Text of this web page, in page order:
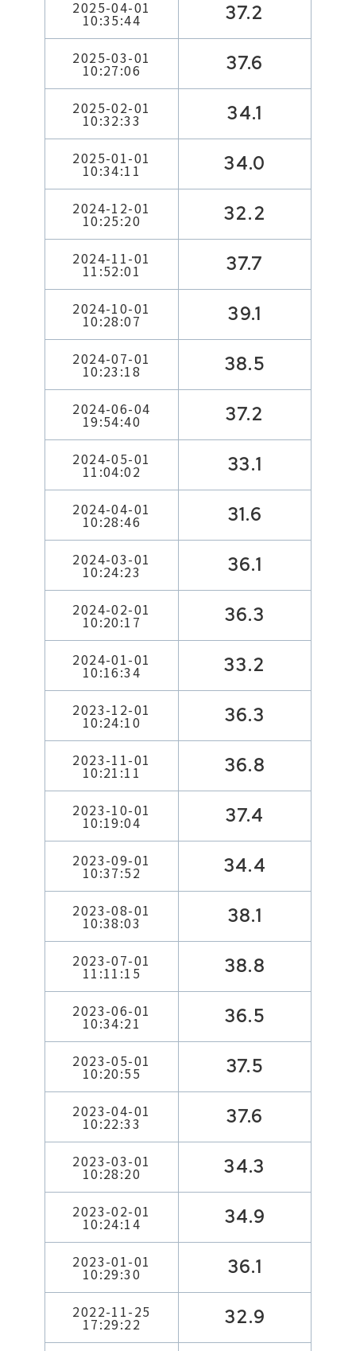
2025-04-01
10:35:44 37.2
2025-03-01
10:27:06 37.6
2025-02-01
10:32:33 34.1
2025-01-01
10:34:11 34.0
2024-12-01
10:25:20 32.2
2024-11-01
11:52:01 37.7
2024-10-01
10:28:07 39.1
2024-07-01
10:23:18 38.5
2024-06-04
19:54:40 37.2
2024-05-01
11:04:02 33.1
2024-04-01
10:28:46 31.6
2024-03-01
10:24:23 36.1
2024-02-01
10:20:17 36.3
2024-01-01
10:16:34 33.2
2023-12-01
10:24:10 36.3
2023-11-01
10:21:11 36.8
2023-10-01
10:19:04 37.4
2023-09-01
10:37:52 34.4
2023-08-01
10:38:03 38.1
2023-07-01
11:11:15 38.8
2023-06-01
10:34:21 36.5
2023-05-01
10:20:55 37.5
2023-04-01
10:22:33 37.6
2023-03-01
10:28:20 34.3
2023-02-01
10:24:14 34.9
2023-01-01
10:29:30 36.1
2022-11-25
17:29:22 32.9